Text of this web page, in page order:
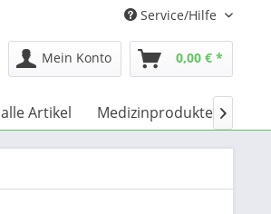
Service/Hilfe
Mein Konto 0,00 € *
alle Artikel Medizinprodukte 